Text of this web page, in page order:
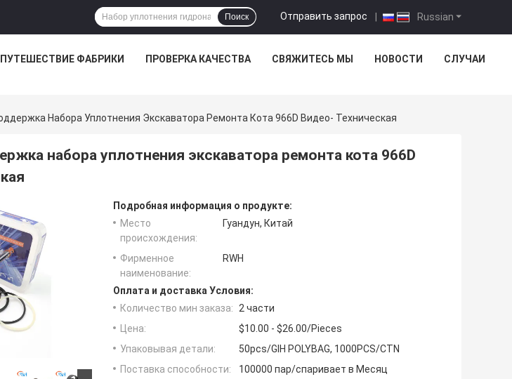
Russian
Отправить запрос |
Поиск
ПУТЕШЕСТВИЕ ФАБРИКИ ПРОВЕРКА КАЧЕСТВА СВЯЖИТЕСЬ МЫ НОВОСТИ СЛУЧАИ
Набора Уплотнения Экскаватора Ремонта Кота 966D Видео- Техническая
набора уплотнения экскаватора ремонта кота 966D
Подробная информация о продукте:
Место
происхождения:
Гуандун, Китай
Фирменное
наименование:
RWH
Оплата и доставка Условия:
Количество мин заказа: 2 части
Цена:
$10.00 - $26.00/Pieces
Упаковывая детали:
50pcs/GIH POLYBAG, 1000PCS/CTN
Поставка способности:
100000 пар/спаривает в Месяц